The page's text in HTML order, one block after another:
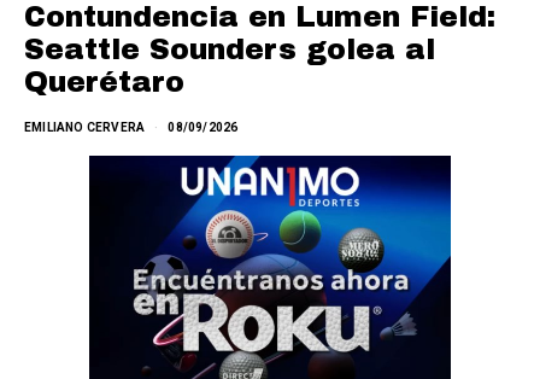
Contundencia en Lumen Field:
Seattle Sounders golea al
Querétaro
EMILIANO CERVERA 08/09/2026